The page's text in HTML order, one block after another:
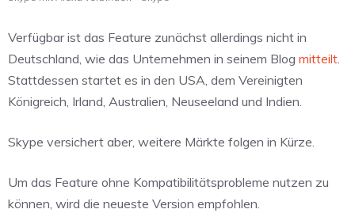
Verfügbar ist das Feature zunächst allerdings nicht in
Deutschland, wie das Unternehmen in seinem Blog mitteilt.
Stattdessen startet es in den USA, dem Vereinigten
Königreich, Irland, Australien, Neuseeland und Indien.
Skype versichert aber, weitere Märkte folgen in Kürze.
Um das Feature ohne Kompatibilitätsprobleme nutzen zu
können, wird die neueste Version empfohlen.